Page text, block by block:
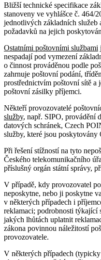
Bližší technické specifikace
stanoveny ve vyhlášce č. 464/
jednotlivých základních služeb
požadavků na jejich
Ostatními poštovními službami
nespadají pod vymezení
o činnost prováděnou podle
zahrnuje poštovní podání,
prostřednictvím poštovní sítě a
poštovní zásilky příjemci.
Někteří provozovatelé
služby, např. SIPO, provádění
datových schránek, Czech
služby, které jsou poskytovány
Při řešení stížností na tyto
Českého telekomunikačního
příslušný orgán státní správy,
V případě, kdy provozovatel
neposkytne, nebo ji poskytne
v některých případech i
reklamaci; podrobnosti týkající
jakých lhůtách uplatnit
zákona povinnou náležitostí
provozovatele.
V některých případech